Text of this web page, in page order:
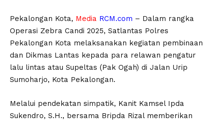
Pekalongan Kota, Media RCM.com – Dalam rangka
Operasi Zebra Candi 2025, Satlantas Polres
Pekalongan Kota melaksanakan kegiatan pembinaan
dan Dikmas Lantas kepada para relawan pengatur
lalu lintas atau Supeltas (Pak Ogah) di Jalan Urip
Sumoharjo, Kota Pekalongan.
Melalui pendekatan simpatik, Kanit Kamsel Ipda
Sukendro, S.H., bersama Bripda Rizal memberikan